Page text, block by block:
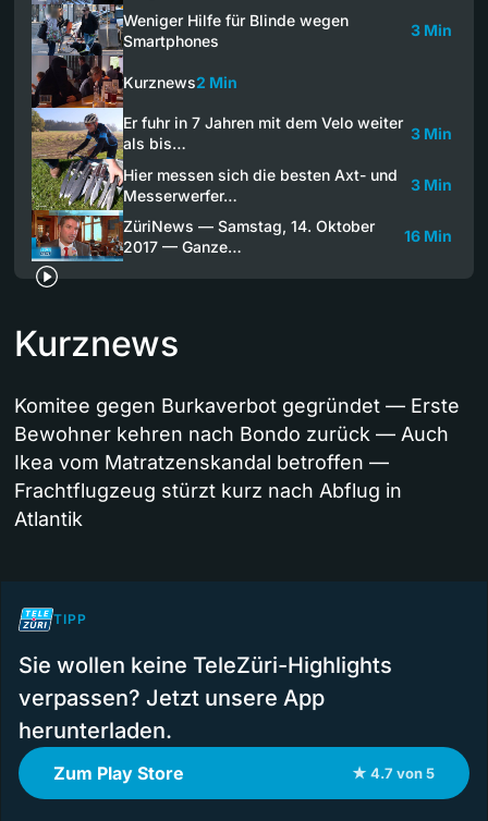
Weniger Hilfe für Blinde wegen
Smartphones
3 Min
Kurznews2 Min
Er fuhr in 7 Jahren mit dem Velo weiter
als bis…
3 Min
Hier messen sich die besten Axt- und
Messerwerfer…
3 Min
ZüriNews — Samstag, 14. Oktober
2017 — Ganze…
16 Min
Kurznews
Komitee gegen Burkaverbot gegründet — Erste
Bewohner kehren nach Bondo zurück — Auch
Ikea vom Matratzenskandal betroffen —
Frachtflugzeug stürzt kurz nach Abflug in
Atlantik
TIPP
Sie wollen keine TeleZüri-Highlights
verpassen? Jetzt unsere App
herunterladen.
Zum Play Store ★ 4.7 von 5